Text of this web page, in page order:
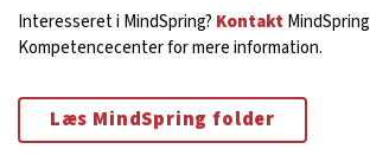
Interesseret i MindSpring? KontaktMindSpring
Kompetencecenter for mere information.
Læs MindSpring folder